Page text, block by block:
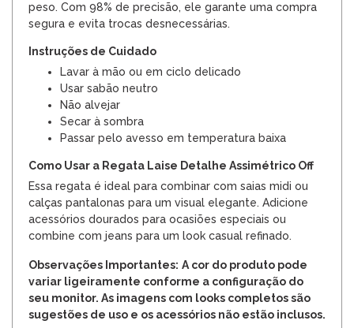
peso. Com 98% de precisão, ele garante uma compra
segura e evita trocas desnecessárias.
Instruções de Cuidado
Lavar à mão ou em ciclo delicado
Usar sabão neutro
Não alvejar
Secar à sombra
Passar pelo avesso em temperatura baixa
Como Usar a Regata Laise Detalhe Assimétrico Off
Essa regata é ideal para combinar com saias midi ou
calças pantalonas para um visual elegante. Adicione
acessórios dourados para ocasiões especiais ou
combine com jeans para um look casual refinado.
Observações Importantes: A cor do produto pode
variar ligeiramente conforme a configuração do
seu monitor. As imagens com looks completos são
sugestões de uso e os acessórios não estão inclusos.